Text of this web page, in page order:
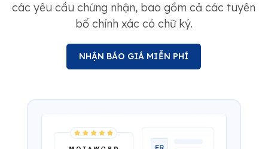
các yêu cầu chứng nhận, bao gồm cả các tuyên
bố chính xác có chữ ký.
NHẬN BÁO GIÁ MIỄN PHÍ